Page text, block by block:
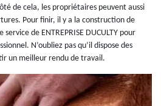
de cela, les propriétaires peuvent aussi
Pour finir, il y a la construction de
de ENTREPRISE DUCULTY pour
N’oubliez pas qu’il dispose des
un meilleur rendu de travail.